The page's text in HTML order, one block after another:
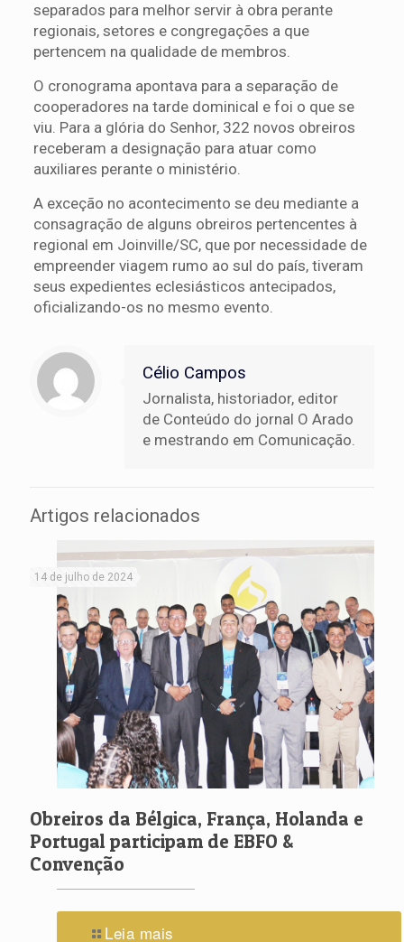
separados para melhor servir à obra perante
regionais, setores e congregações a que
pertencem na qualidade de membros.
O cronograma apontava para a separação de
cooperadores na tarde dominical e foi o que se
viu. Para a glória do Senhor, 322 novos obreiros
receberam a designação para atuar como
auxiliares perante o ministério.
A exceção no acontecimento se deu mediante a
consagração de alguns obreiros pertencentes à
regional em Joinville/SC, que por necessidade de
empreender viagem rumo ao sul do país, tiveram
seus expedientes eclesiásticos antecipados,
oficializando-os no mesmo evento.
Célio Campos
Jornalista, historiador, editor
de Conteúdo do jornal O Arado
e mestrando em Comunicação.
Artigos relacionados
14 de julho de 2024
Obreiros da Bélgica, França, Holanda e
Portugal participam de EBFO &
Convenção
Leia mais